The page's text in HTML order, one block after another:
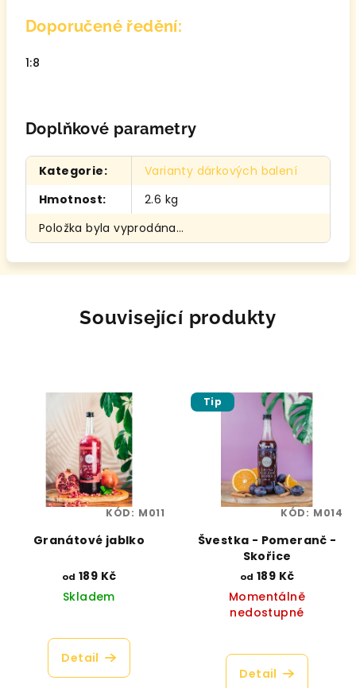
Doporučené ředění:
1:8
Doplňkové parametry
Kategorie:
Varianty dárkových balení
Hmotnost:
2.6 kg
Položka byla vyprodána…
Související produkty
Granátové jablko
od 189 Kč
Skladem
hodnocení
produktu
Detail
KÓD: M011
Tip
Švestka - Pomeranč -
Skořice
od 189 Kč
Momentálně
nedostupné
hodnocení
produktu
Detail
KÓD: M014